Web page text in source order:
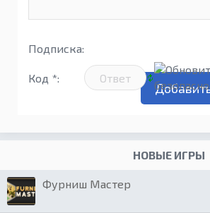
Подписка:
Код *:
НОВЫЕ ИГРЫ
Фурниш Мастер